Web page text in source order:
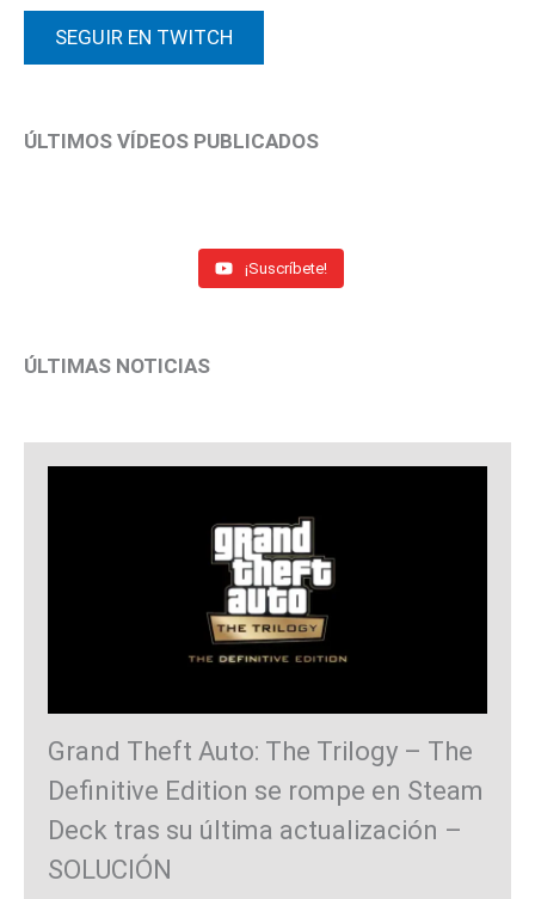
SEGUIR EN TWITCH
ÚLTIMOS VÍDEOS PUBLICADOS
¡Suscríbete!
ÚLTIMAS NOTICIAS
Grand Theft Auto: The Trilogy – The
Definitive Edition se rompe en Steam
Deck tras su última actualización –
SOLUCIÓN